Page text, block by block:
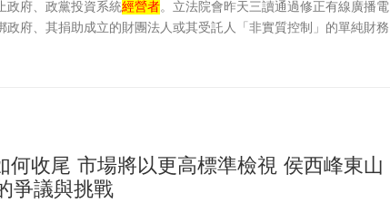
政府、政黨投資系統經營者。立法院會昨天三讀通過修正有線廣播電
政府、其捐助成立的財團法人或其受託人「非實質控制」的單純財務
何收尾 市場將以更高標準檢視 侯西峰東山
爭議與挑戰